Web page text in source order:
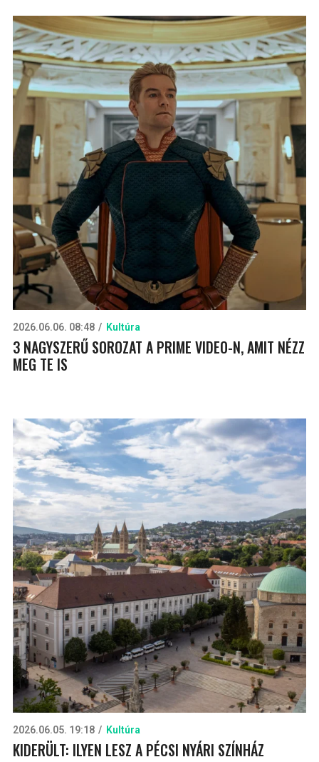
2026.06.06. 08:48 Kultúra
3 NAGYSZERŰ SOROZAT A PRIME VIDEO-N, AMIT NÉZZ
MEG TE IS
2026.06.05. 19:18 Kultúra
KIDERÜLT: ILYEN LESZ A PÉCSI NYÁRI SZÍNHÁZ